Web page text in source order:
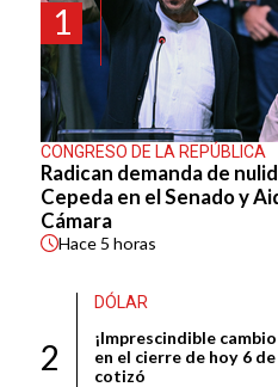
1
CONGRESO DE LA REPÚBLICA
Radican demanda de
Cepeda en el Senado y
Cámara
Hace 5 horas
2
DÓLAR
¡Imprescindible
en el cierre de hoy 6
cotizó